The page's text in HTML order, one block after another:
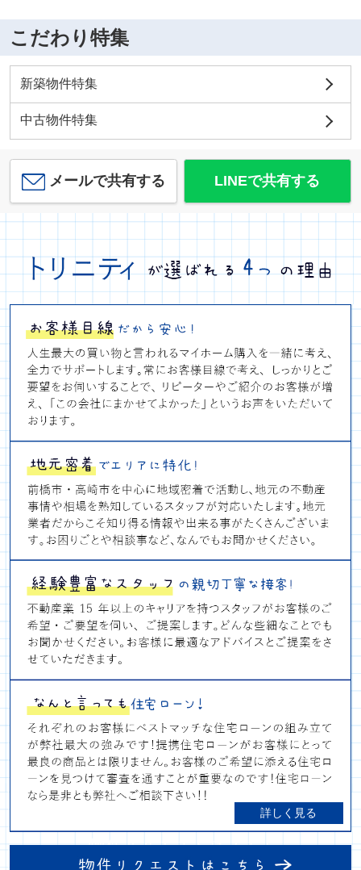
こだわり特集
新築物件特集
中古物件特集
メールで共有する LINEで共有する
詳しく見る